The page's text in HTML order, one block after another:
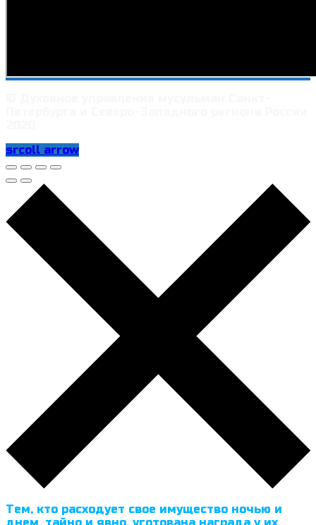
srcoll arrow
Тем, кто расходует свое имущество ночью и
днем, тайно и явно, уготована награда у их